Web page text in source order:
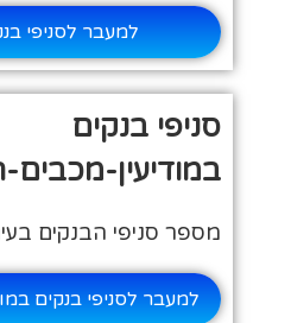
למעבר לסניפי
סניפי בנקים
במודיעין-
מספר סניפי הבנקים בעיר:
למעבר לסניפי בנקים